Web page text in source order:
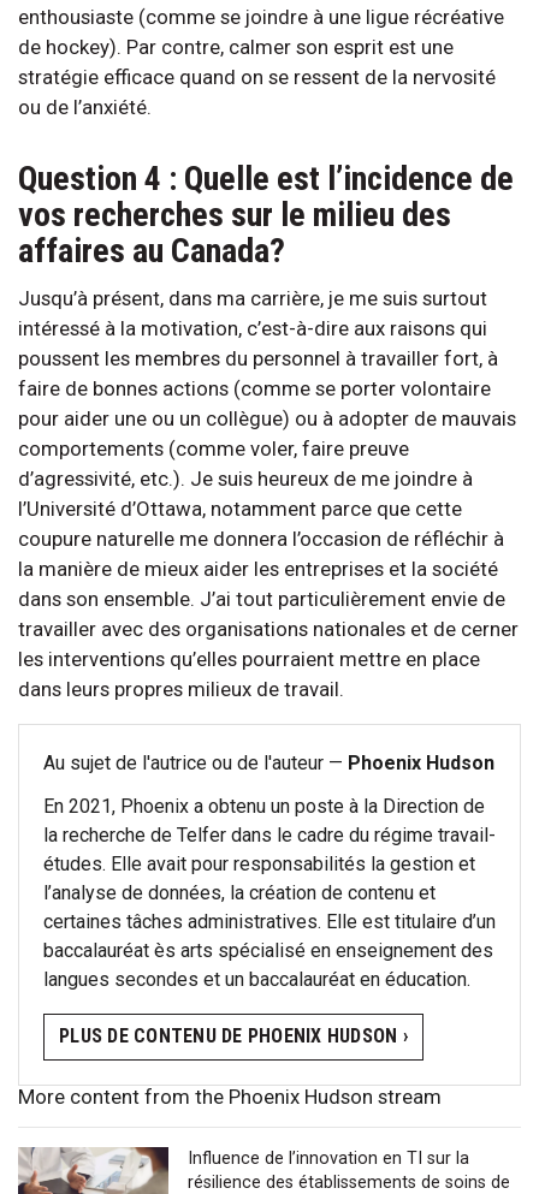
enthousiaste (comme se joindre à une ligue récréative
de hockey). Par contre, calmer son esprit est une
stratégie efficace quand on se ressent de la nervosité
ou de l’anxiété.
Question 4 : Quelle est l’incidence de
vos recherches sur le milieu des
affaires au Canada?
Jusqu’à présent, dans ma carrière, je me suis surtout
intéressé à la motivation, c’est-à-dire aux raisons qui
poussent les membres du personnel à travailler fort, à
faire de bonnes actions (comme se porter volontaire
pour aider une ou un collègue) ou à adopter de mauvais
comportements (comme voler, faire preuve
d’agressivité, etc.). Je suis heureux de me joindre à
l’Université d’Ottawa, notamment parce que cette
coupure naturelle me donnera l’occasion de réfléchir à
la manière de mieux aider les entreprises et la société
dans son ensemble. J’ai tout particulièrement envie de
travailler avec des organisations nationales et de cerner
les interventions qu’elles pourraient mettre en place
dans leurs propres milieux de travail.
Au sujet de l'autrice ou de l'auteur — Phoenix Hudson
En 2021, Phoenix a obtenu un poste à la Direction de
la recherche de Telfer dans le cadre du régime travail-
études. Elle avait pour responsabilités la gestion et
l’analyse de données, la création de contenu et
certaines tâches administratives. Elle est titulaire d’un
baccalauréat ès arts spécialisé en enseignement des
langues secondes et un baccalauréat en éducation.
PLUS DE CONTENU DE PHOENIX HUDSON ›
More content from the Phoenix Hudson stream
Influence de l’innovation en TI sur la
résilience des établissements de soins de